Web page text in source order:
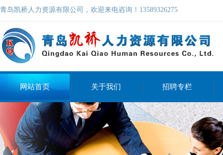
青岛凯桥人力资源有限公司，欢迎来电咨询！13589326275
网站首页 关于我们 招聘专栏